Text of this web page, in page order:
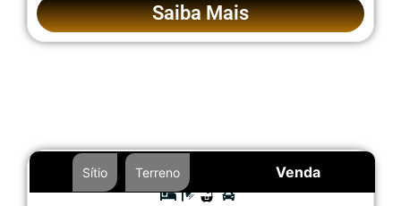
Saiba Mais
Venda
Sítio Terreno